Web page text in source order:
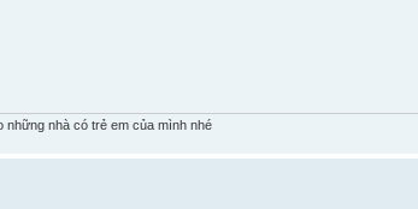
những nhà có trẻ em của mình nhé